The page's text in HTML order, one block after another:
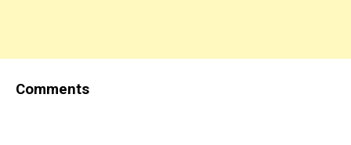
Comments